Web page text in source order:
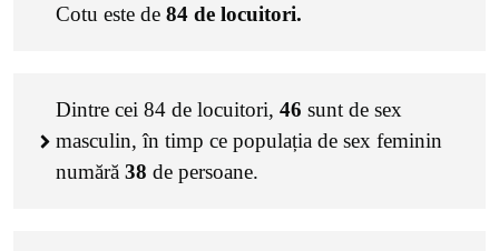
Cotu este de 84 de locuitori.
Dintre cei 84 de locuitori, 46 sunt de sex
masculin, în timp ce populația de sex feminin
numără 38 de persoane.